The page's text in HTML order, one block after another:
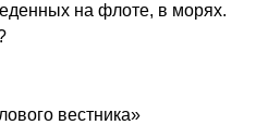
на флоте, в морях.
вестника»